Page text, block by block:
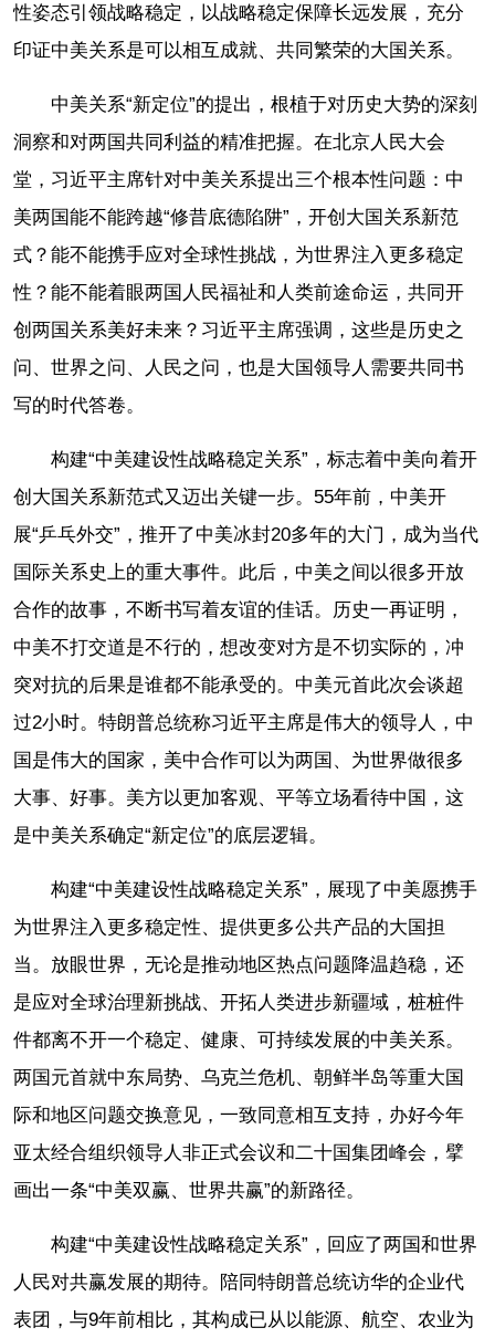
性姿态引领战略稳定，以战略稳定保障长远发展，充分
印证中美关系是可以相互成就、共同繁荣的大国关系。
中美关系“新定位”的提出，根植于对历史大势的深刻
洞察和对两国共同利益的精准把握。在北京人民大会
堂，习近平主席针对中美关系提出三个根本性问题：中
美两国能不能跨越“修昔底德陷阱”，开创大国关系新范
式？能不能携手应对全球性挑战，为世界注入更多稳定
性？能不能着眼两国人民福祉和人类前途命运，共同开
创两国关系美好未来？习近平主席强调，这些是历史之
问、世界之问、人民之问，也是大国领导人需要共同书
写的时代答卷。
构建“中美建设性战略稳定关系”，标志着中美向着开
创大国关系新范式又迈出关键一步。55年前，中美开
展“乒乓外交”，推开了中美冰封20多年的大门，成为当代
国际关系史上的重大事件。此后，中美之间以很多开放
合作的故事，不断书写着友谊的佳话。历史一再证明，
中美不打交道是不行的，想改变对方是不切实际的，冲
突对抗的后果是谁都不能承受的。中美元首此次会谈超
过2小时。特朗普总统称习近平主席是伟大的领导人，中
国是伟大的国家，美中合作可以为两国、为世界做很多
大事、好事。美方以更加客观、平等立场看待中国，这
是中美关系确定“新定位”的底层逻辑。
构建“中美建设性战略稳定关系”，展现了中美愿携手
为世界注入更多稳定性、提供更多公共产品的大国担
当。放眼世界，无论是推动地区热点问题降温趋稳，还
是应对全球治理新挑战、开拓人类进步新疆域，桩桩件
件都离不开一个稳定、健康、可持续发展的中美关系。
两国元首就中东局势、乌克兰危机、朝鲜半岛等重大国
际和地区问题交换意见，一致同意相互支持，办好今年
亚太经合组织领导人非正式会议和二十国集团峰会，擘
画出一条“中美双赢、世界共赢”的新路径。
构建“中美建设性战略稳定关系”，回应了两国和世界
人民对共赢发展的期待。陪同特朗普总统访华的企业代
表团，与9年前相比，其构成已从以能源、航空、农业为